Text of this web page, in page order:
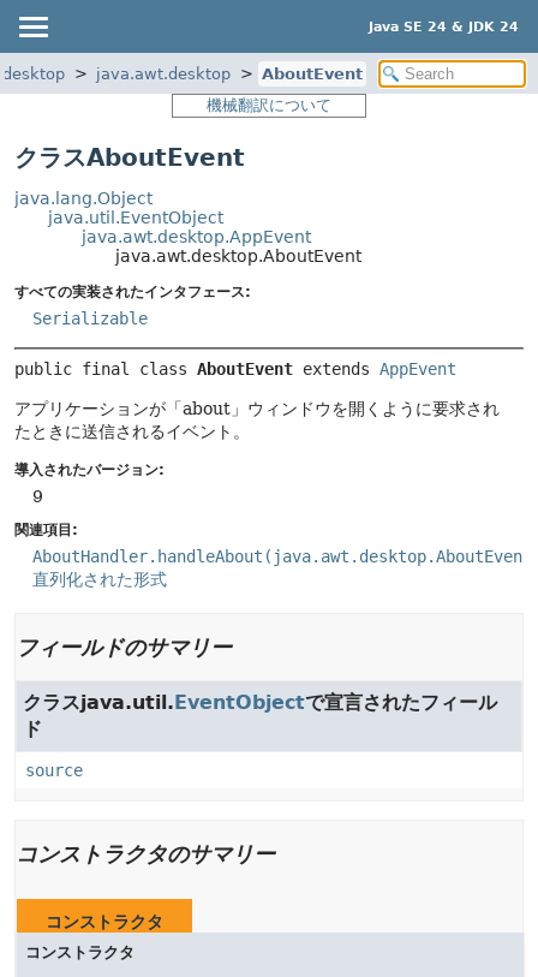
Java SE 24 & JDK 24
java.awt.desktop
AboutEvent
機械翻訳について
クラスAboutEvent
java.lang.Object
java.util.EventObject
java.awt.desktop.AppEvent
java.awt.desktop.AboutEvent
すべての実装されたインタフェース:
Serializable
public final class AboutEvent extends AppEvent
アプリケーションが「about」ウィンドウを開くように要求され
たときに送信されるイベント。
導入されたバージョン:
9
関連項目:
直列化された形式
フィールドのサマリー
クラスjava.util.EventObjectで宣言されたフィール
ド
source
コンストラクタのサマリー
コンストラクタ
コンストラクタ